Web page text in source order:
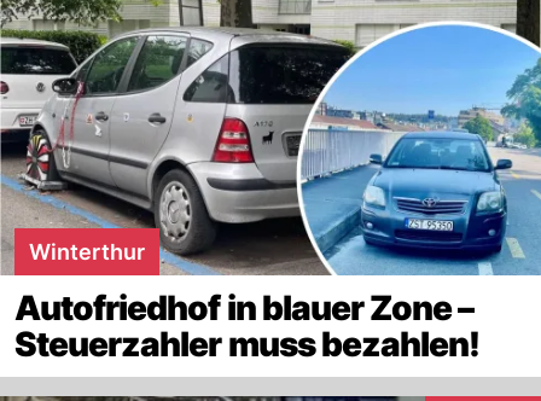
Winterthur
Autofriedhof in blauer Zone –
Steuerzahler muss bezahlen!